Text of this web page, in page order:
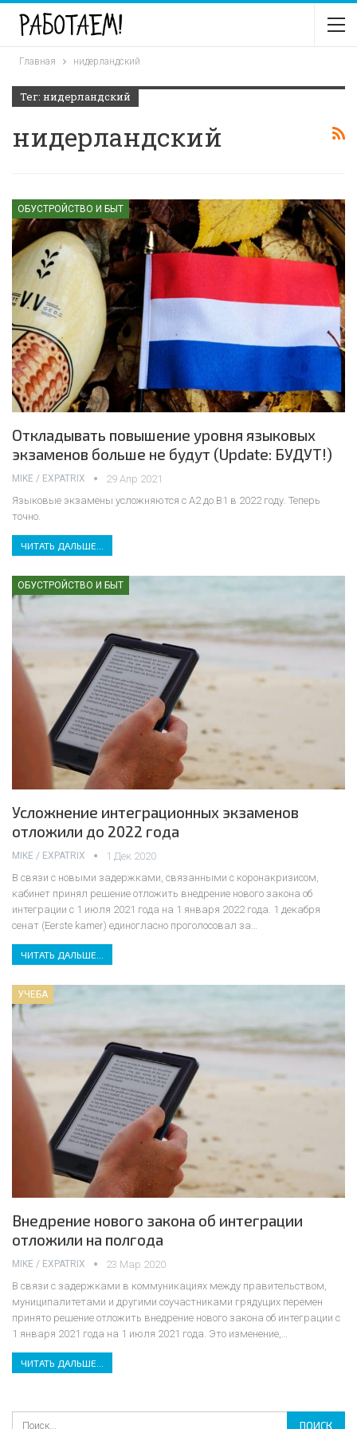
Главная нидерландский
Тег: нидерландский
нидерландский
ОБУСТРОЙСТВО И БЫТ
Откладывать повышение уровня языковых
экзаменов больше не будут (Update: БУДУТ!)
MIKE / EXPATRIX
29 Апр 2021
Языковые экзамены усложняются с А2 до B1 в 2022 году. Теперь
точно.
ЧИТАТЬ ДАЛЬШЕ...
ОБУСТРОЙСТВО И БЫТ
Усложнение интеграционных экзаменов
отложили до 2022 года
MIKE / EXPATRIX
1 Дек 2020
В связи с новыми задержками, связанными с коронакризисом,
кабинет принял решение отложить внедрение нового закона об
интеграции с 1 июля 2021 года на 1 января 2022 года. 1 декабря
сенат (Eerste kamer) единогласно проголосовал за
ЧИТАТЬ ДАЛЬШЕ...
УЧЕБА
Внедрение нового закона об интеграции
отложили на полгода
MIKE / EXPATRIX
23 Мар 2020
В связи с задержками в коммуникациях между правительством,
муниципалитетами и другими соучастниками грядущих перемен
принято решение отложить внедрение нового закона об интеграции с
1 января 2021 года на 1 июля 2021 года. Это изменение,…
ЧИТАТЬ ДАЛЬШЕ...